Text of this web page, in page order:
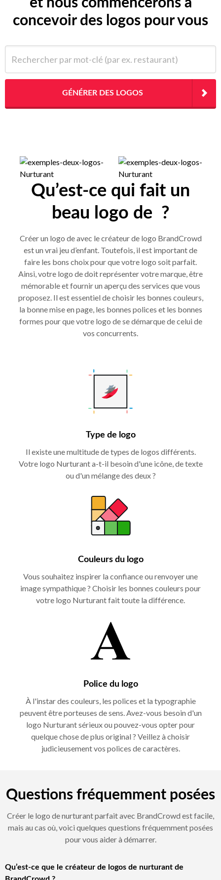
concevoir des logos pour vous
GÉNÉRER DES LOGOS
Qu’est-ce qui fait un
beau logo de ?
Créer un logo de avec le créateur de logo BrandCrowd
est un vrai jeu d’enfant. Toutefois, il est important de
faire les bons choix pour que votre logo soit parfait.
Ainsi, votre logo de doit représenter votre marque, être
mémorable et fournir un aperçu des services que vous
proposez. Il est essentiel de choisir les bonnes couleurs,
la bonne mise en page, les bonnes polices et les bonnes
formes pour que votre logo de se démarque de celui de
vos concurrents.
Type de logo
Il existe une multitude de types de logos différents.
Votre logo Nurturant a-t-il besoin d'une icône, de texte
ou d'un mélange des deux ?
Couleurs du logo
Vous souhaitez inspirer la confiance ou renvoyer une
image sympathique ? Choisir les bonnes couleurs pour
votre logo Nurturant fait toute la différence.
Police du logo
À l'instar des couleurs, les polices et la typographie
peuvent être porteuses de sens. Avez-vous besoin d'un
logo Nurturant sérieux ou pouvez-vous opter pour
quelque chose de plus original ? Veillez à choisir
judicieusement vos polices de caractères.
Questions fréquemment posées
Créer le logo de nurturant parfait avec BrandCrowd est facile,
mais au cas où, voici quelques questions fréquemment posées
pour vous aider à démarrer.
Qu’est-ce que le créateur de logos de nurturant de